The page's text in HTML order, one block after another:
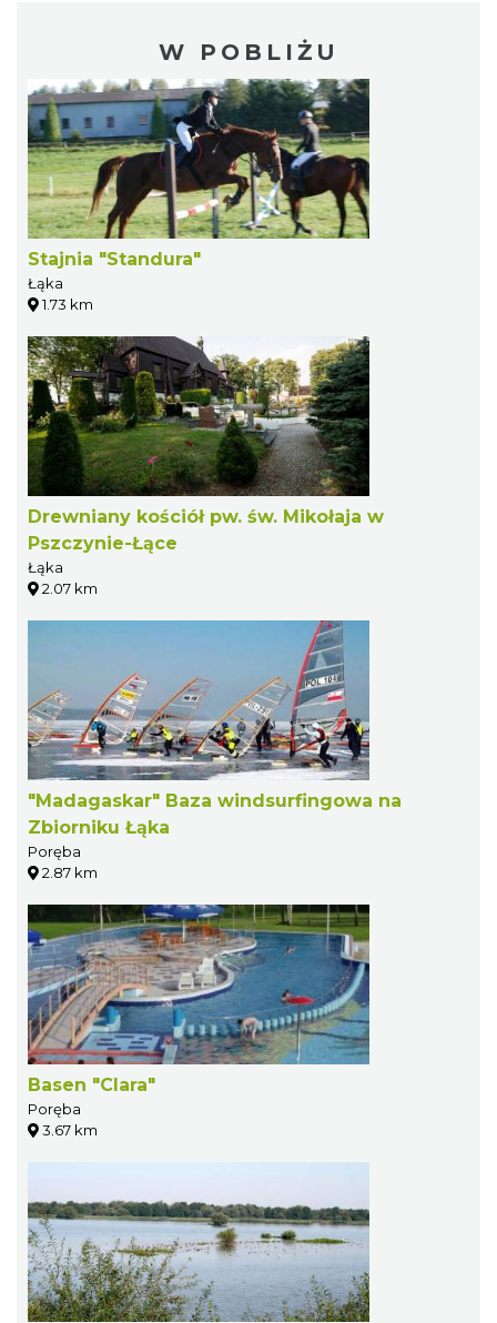
W POBLIŻU
Stajnia "Standura"
Łąka
1.73 km
Drewniany kościół pw. św. Mikołaja w
Pszczynie-Łące
Łąka
2.07 km
"Madagaskar" Baza windsurfingowa na
Zbiorniku Łąka
Poręba
2.87 km
Basen "Clara"
Poręba
3.67 km